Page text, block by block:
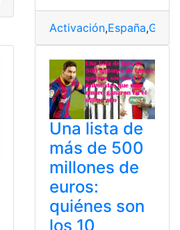
Activación,España,
Una lista de
más de 500
millones de
euros:
quiénes son
los 10